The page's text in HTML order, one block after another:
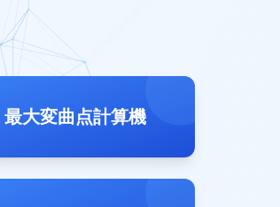
最大変曲点計算機